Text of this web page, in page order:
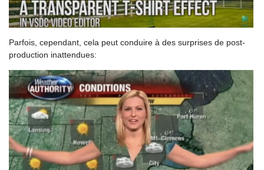
Parfois, cependant, cela peut conduire à des surprises de post-
production inattendues: